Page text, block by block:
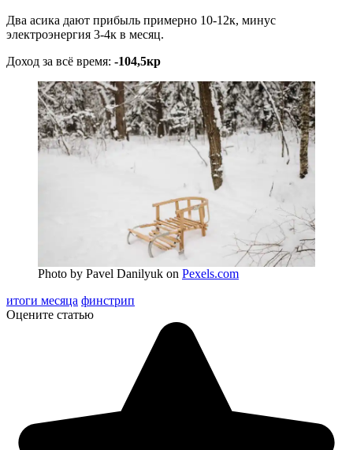
Два асика дают прибыль примерно 10-12к, минус
электроэнергия 3-4к в месяц.
Доход за всё время: -104,5кр
Photo by Pavel Danilyuk on Pexels.com
итоги месяца финстрип
Оцените статью